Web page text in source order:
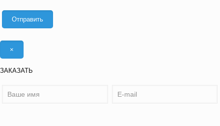
×
ЗАКАЗАТЬ